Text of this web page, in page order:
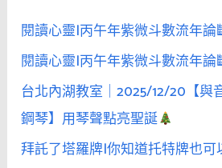
閱讀心靈|丙午年紫微斗數流年論
閱讀心靈|丙午年紫微斗數流年論
台北內湖教室｜2025/12/20【與
鋼琴】用琴聲點亮聖誕
拜託了塔羅牌|你知道托特牌也可